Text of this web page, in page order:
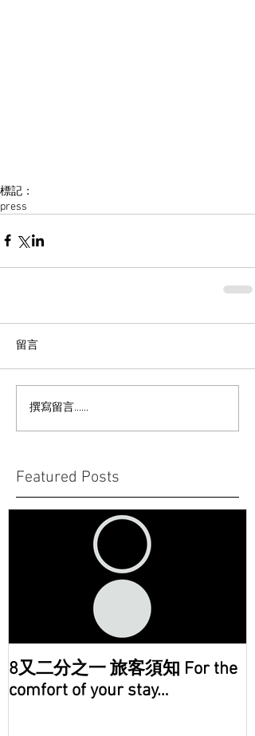
標記：
press
留言
撰寫留言......
Featured Posts
8又二分之一 旅客須知 For the
comfort of your stay…